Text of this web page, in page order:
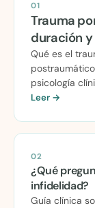
01
Trauma
duración
Qué es el
psicología
Leer →
02
¿Qué
infidelidad?
Guía clínica